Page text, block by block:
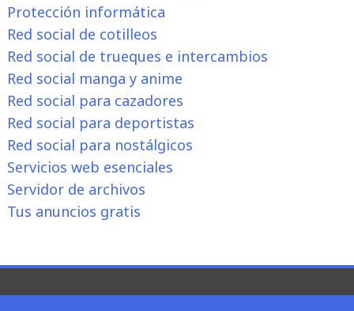
Protección informática
Red social de cotilleos
Red social de trueques e intercambios
Red social manga y anime
Red social para cazadores
Red social para deportistas
Red social para nostálgicos
Servicios web esenciales
Servidor de archivos
Tus anuncios gratis